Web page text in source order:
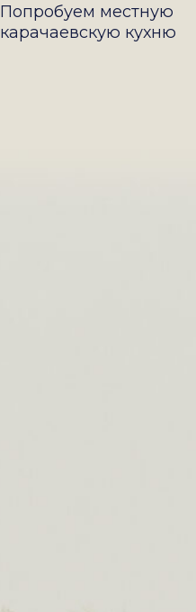
Попробуем местную
карачаевскую кухню